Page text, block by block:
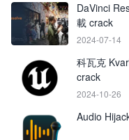
DaVinci
載 crack
2024-07-14
科瓦克
crack
2024-10-26
Audio